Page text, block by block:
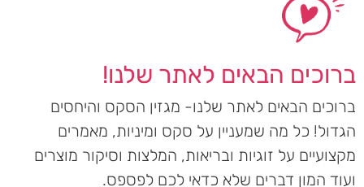
ברוכים הבאים לאתר שלנו!
ברוכים הבאים לאתר שלנו- מגזין הסקס והיחסים
הגדול! כל מה שמעניין על סקס ומיניות, מאמרים
מקצועיים על זוגיות ובריאות, המלצות וסיקור מוצרים
ועוד המון דברים שלא כדאי לכם לפספס.